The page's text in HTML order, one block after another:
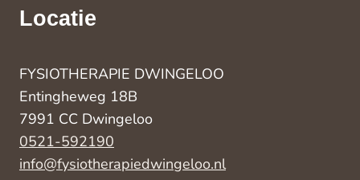
Locatie
FYSIOTHERAPIE DWINGELOO
Entingheweg 18B
7991 CC Dwingeloo
0521-592190
info@fysiotherapiedwingeloo.nl